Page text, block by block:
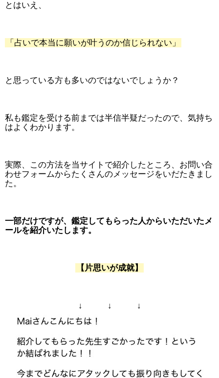
とはいえ、
「占いで本当に願いが叶うのか信じられない」
と思っている方も多いのではないでしょうか？
私も鑑定を受ける前までは半信半疑だったので、気持ち
はよくわかります。
実際、この方法を当サイトで紹介したところ、お問い合
わせフォームからたくさんのメッセージをいだたきまし
た。
一部だけですが、鑑定してもらった人からいただいたメ
ールを紹介いたします。
【片思いが成就】
↓ ↓ ↓